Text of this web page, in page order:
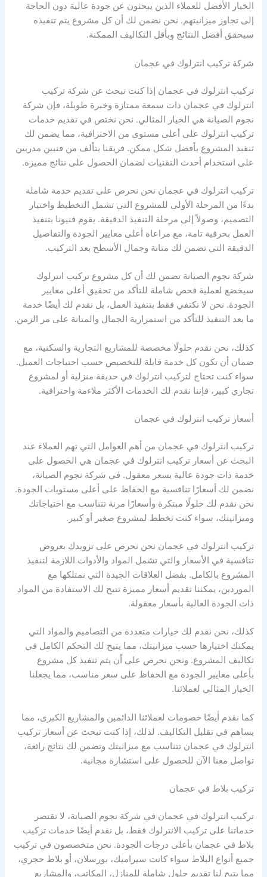
الخيار الأفضل للعملاء الذين يبحثون عن جودة عالية دون الحاجة
إلى تجاوز ميزانيتهم. نحن نضمن لك أن كل مشروع يتم تنفيذه
سيحقق أفضل النتائج وبأقل التكاليف الممكنة.
شركة تركيب انترلوك في عجمان
تركيب انترلوك في عجمان إذا كنت تبحث عن شركة تركيب
انترلوك في عجمان ذات سمعة ممتازة وخبرة طويلة، فإن شركة
نجوم الصيانة هي الخيار المثالي. نحن نختص في تقديم خدمات
تركيب انترلوك على أعلى مستوى من الاحترافية، مما يضمن لك
تنفيذ المشروع بأفضل شكل ممكن. فريقنا يتألف من فنيين مدربين
على استخدام أحدث التقنيات لضمان الحصول على نتائج مميزة.
تركيب انترلوك في عجمان نحن نحرص على تقديم خدمة شاملة
بدءًا من المرحلة الأولى للمشروع التي تشمل التخطيط واختيار
التصميم، وصولاً إلى مرحلة التنفيذ الدقيقة. يقوم فنيونا بتنفيذ
العمل بحرفية تامة، مع مراعاة أعلى معايير الجودة والتفاصيل
الدقيقة التي تضمن لك متانة وجمال الأسطح بعد التركيب.
شركة نجوم الصيانة تضمن لك أن كل مشروع تركيب انترلوك
سيخضع لعملية فحص شاملة للتأكد من تحقيق أعلى معايير
الجودة. نحن لا نكتفي فقط بتنفيذ العمل، بل نقدم لك أيضًا خدمة
ما بعد التنفيذ للتأكد من استمرارية الجمال والمتانة على مر الزمن.
كذلك، نحن نقدم حلولًا مخصصة للمشاريع التجارية والسكنية، مع
ضمان أن تكون كل خدمة قابلة للتخصيص حسب احتياجات العميل.
سواء كنت تحتاج لتركيب انترلوك في حديقة منزلية أو لمشروع
تجاري كبير، فإننا نقدم لك الخدمات الأكثر ملاءمة واحترافية.
أسعار تركيب انترلوك في عجمان
تركيب انترلوك في عجمان من أهم العوامل التي تهم العملاء عند
البحث عن أسعار تركيب انترلوك في عجمان هي الحصول على
خدمة ذات جودة عالية بسعر معقول. في شركة نجوم الصيانة،
نضمن لك أسعارًا تنافسية مع الحفاظ على أعلى مستويات الجودة.
نحن نقدم لك حلولًا مبتكرة وأسعارًا مرنة تتناسب مع احتياجاتك
وميزانيتك، سواء كنت تخطط لمشروع صغير أو كبير.
تركيب انترلوك في عجمان نحن نحرص على تزويدك بعروض
تنافسية في الأسعار والتي تشمل المواد والأدوات اللازمة لتنفيذ
المشروع بالكامل. بفضل العلاقات الجيدة التي نمتلكها مع
الموردين، يمكننا تقديم أسعار مميزة تتيح لك الاستفادة من المواد
ذات الجودة العالية بأسعار معقولة.
كذلك، نحن نقدم لك خيارات متعددة من التصاميم والمواد التي
يمكنك اختيارها حسب ميزانيتك، مما يتيح لك التحكم الكامل في
تكاليف المشروع. ونحن نحرص على أن يتم تنفيذ كل مشروع
بأعلى معايير الجودة مع الحفاظ على سعر مناسب، مما يجعلنا
الخيار المثالي لعملائنا.
كما نقدم أيضًا خصومات لعملائنا الدائمين والمشاريع الكبرى، مما
يساهم في تقليل التكاليف. لذلك، إذا كنت تبحث عن أسعار تركيب
انترلوك في عجمان تتناسب مع ميزانيتك وتضمن لك نتائج رائعة،
تواصل معنا الآن للحصول على استشارة مجانية.
تركيب بلاط في عجمان
تركيب انترلوك في عجمان في شركة نجوم الصيانة، لا تقتصر
خدماتنا على تركيب الانترلوك فقط، بل نقدم أيضًا خدمات تركيب
بلاط في عجمان بأعلى درجات الجودة. نحن متخصصون في تركيب
جميع أنواع البلاط سواء كانت سيراميك، بورسلان، أو بلاط حجري،
مما يتيح لنا تقديم حلول شاملة للمنازل، المكاتب، والمشاريع